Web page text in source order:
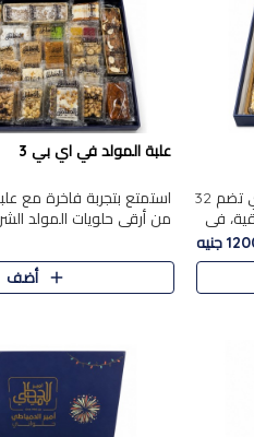
استمتع بتجربة استثنائية مع علبة التي تضم 32
في
الفاخرة.
جنيه
علبة المولد في اي بي 3
من أرقى حلويات المولد
تجمع بين الأصناف
والاختيارات الغنية بالم..
أضف